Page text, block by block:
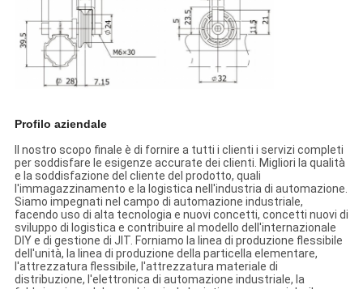
Profilo aziendale
Il nostro scopo finale è di fornire a tutti i clienti i servizi completi
per soddisfare le esigenze accurate dei clienti. Migliori la qualità
e la soddisfazione del cliente del prodotto, quali
l'immagazzinamento e la logistica nell'industria di automazione.
Siamo impegnati nel campo di automazione industriale,
facendo uso di alta tecnologia e nuovi concetti, concetti nuovi di
sviluppo di logistica e contribuire al modello dell'internazionale
DIY e di gestione di JIT. Forniamo la linea di produzione flessibile
dell'unità, la linea di produzione della particella elementare,
l'attrezzatura flessibile, l'attrezzatura materiale di
distribuzione, l'elettronica di automazione industriale, la